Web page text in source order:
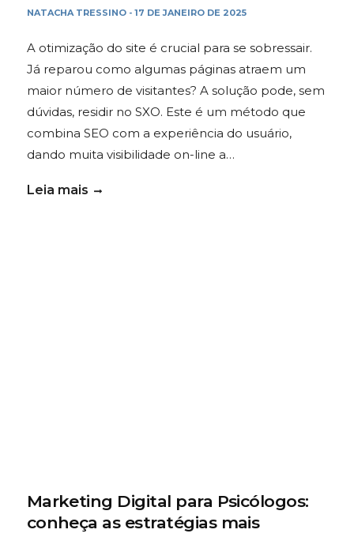
NATACHA TRESSINO - 17 DE JANEIRO DE 2025
A otimização do site é crucial para se sobressair.
Já reparou como algumas páginas atraem um
maior número de visitantes? A solução pode, sem
dúvidas, residir no SXO. Este é um método que
combina SEO com a experiência do usuário,
dando muita visibilidade on-line a…
Leia mais
Marketing Digital para Psicólogos:
conheça as estratégias mais